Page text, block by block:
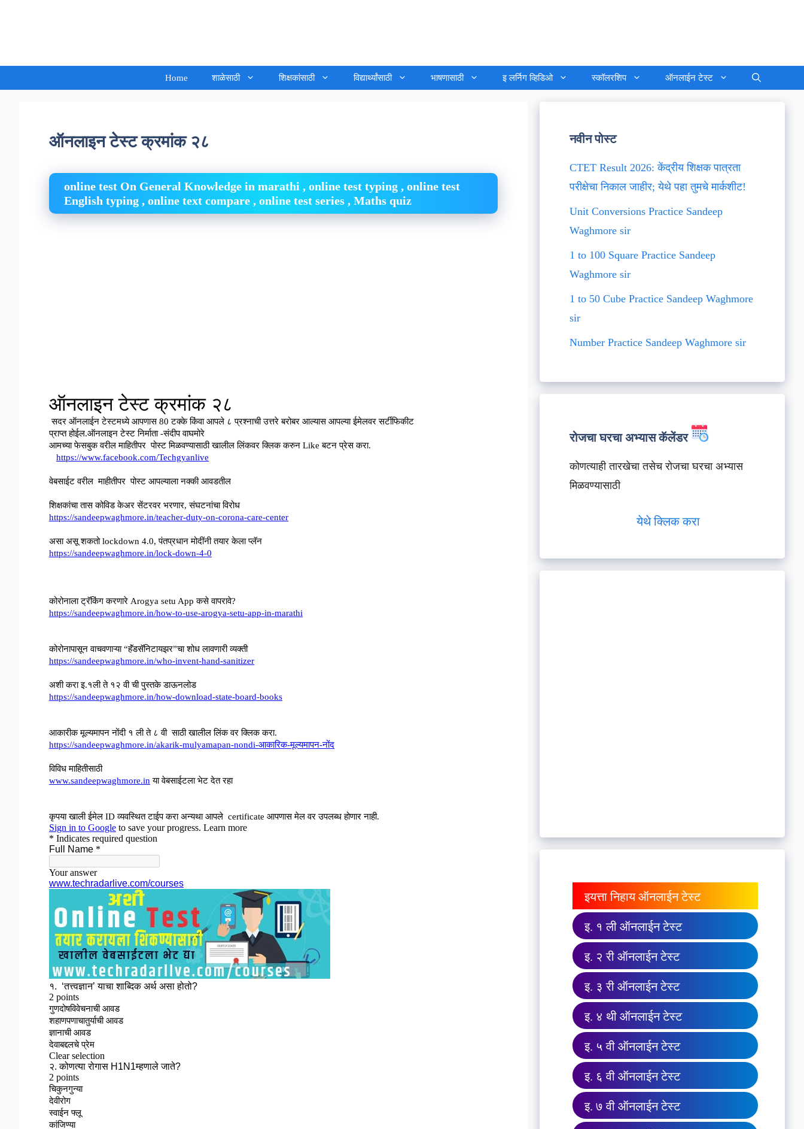
Home शाळेसाठी शिक्षकांसाठी विद्यार्थ्यांसाठी भाषणासाठी इ लर्निग व्हिडिओ स्कॉलरशिप ऑनलाईन टेस्ट
ऑनलाइन टेस्ट क्रमांक २८
online test On General Knowledge in marathi , online test typing , online test
English typing , online text compare , online test series , Maths quiz
नवीन पोस्ट
CTET Result 2026: केंद्रीय शिक्षक पात्रता
परीक्षेचा निकाल जाहीर; येथे पहा तुमचे मार्कशीट!
Unit Conversions Practice Sandeep
Waghmore sir
1 to 100 Square Practice Sandeep
Waghmore sir
1 to 50 Cube Practice Sandeep Waghmore
sir
Number Practice Sandeep Waghmore sir
रोजचा घरचा अभ्यास कॅलेंडर
कोणत्याही तारखेचा तसेच रोजचा घरचा अभ्यास
मिळवण्यासाठी
येथे क्लिक करा
इयत्ता निहाय ऑनलाईन टेस्ट
इ. १ ली ऑनलाईन टेस्ट
इ. २ री ऑनलाईन टेस्ट
इ. ३ री ऑनलाईन टेस्ट
इ. ४ थी ऑनलाईन टेस्ट
इ. ५ वी ऑनलाईन टेस्ट
इ. ६ वी ऑनलाईन टेस्ट
इ. ७ वी ऑनलाईन टेस्ट